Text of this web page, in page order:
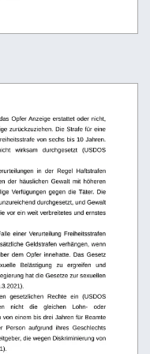
das Opfer Anzeige erstattet oder nicht,
zurückzuziehen. Die Strafe für eine
von sechs bis 10 Jahren.
wirksam   durchgesetzt   (USDOS
in   der   Regel   Haftstrafen
der   häuslichen   Gewalt   mit   höheren
Verfügungen gegen die Täter. Die
durchgesetzt, und Gewalt
vor ein weit verbreitetes und ernstes
einer Verurteilung Freiheitsstrafen
Geldstrafen verhängen, wenn
dem Opfer innehatte. Das Gesetz
Belästigung   zu   ergreifen   und
hat die Gesetze zur sexuellen
gesetzlichen   Rechte   ein   (USDOS
nicht   die   gleichen   Lohn-   oder
von einem bis drei Jahren für Beamte
Person aufgrund ihres Geschlechts
die wegen Diskriminierung von